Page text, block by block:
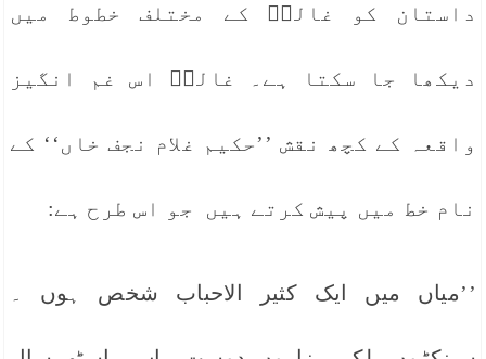
داستان کو غالبؔ کے مختلف خطوط میں
دیکھا جا سکتا ہے۔ غالبؔ اس غم انگیز
واقعہ کے کچھ نقش ’’حکیم غلام نجف خاں‘‘ کے
نام خط میں پیش کرتے ہیں جو اس طرح ہے:
’’میاں میں ایک کثیر الاحباب شخص ہوں ۔